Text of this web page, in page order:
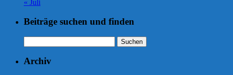
« Juli
Beiträge suchen und finden
nach:
Archiv